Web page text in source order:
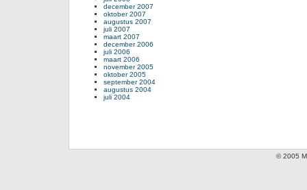
december 2007
oktober 2007
augustus 2007
juli 2007
maart 2007
december 2006
juli 2006
maart 2006
november 2005
oktober 2005
september 2004
augustus 2004
juli 2004
© 2005